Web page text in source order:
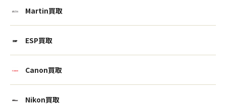
Martin買取
ESP買取
Canon買取
Nikon買取